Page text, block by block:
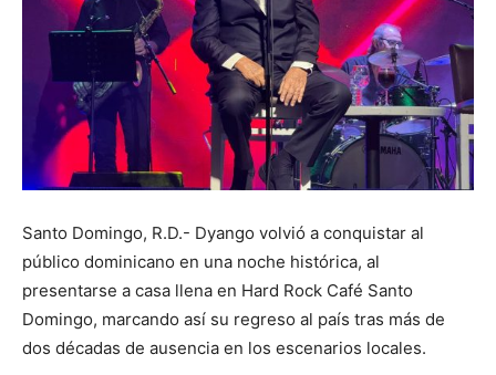
Santo Domingo, R.D.- Dyango volvió a conquistar al
público dominicano en una noche histórica, al
presentarse a casa llena en Hard Rock Café Santo
Domingo, marcando así su regreso al país tras más de
dos décadas de ausencia en los escenarios locales.